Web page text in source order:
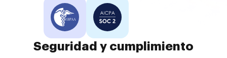
Seguridad y cumplimiento